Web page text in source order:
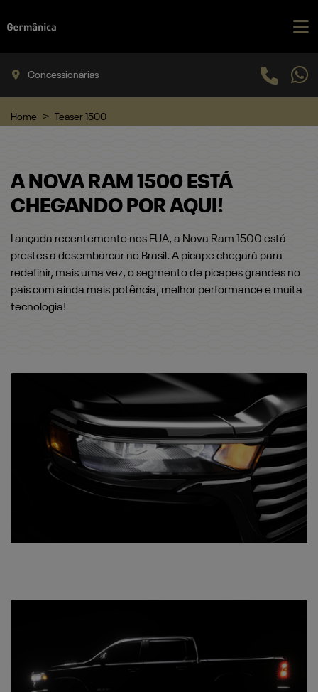
Concessionárias
Home Teaser 1500
A NOVA RAM 1500 ESTÁ
CHEGANDO POR AQUI!
Lançada recentemente nos EUA, a Nova Ram 1500 está
prestes a desembarcar no Brasil. A picape chegará para
redefinir, mais uma vez, o segmento de picapes grandes no
país com ainda mais potência, melhor performance e muita
tecnologia!